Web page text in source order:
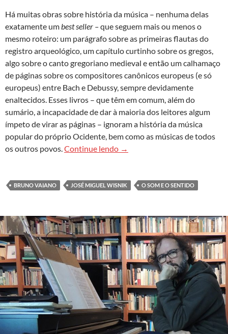
Há muitas obras sobre história da música – nenhuma delas
exatamente umbest seller –que seguem mais ou menos o
mesmo roteiro: um parágrafo sobre as primeiras flautas do
registro arqueológico, um capítulo curtinho sobre os gregos,
algo sobre o canto gregoriano medieval e então um calhamaço
de páginas sobre os compositores canônicos europeus (e só
europeus) entre Bach e Debussy, sempre devidamente
enaltecidos. Esses livros – que têm em comum, além do
sumário, a incapacidade de dar à maioria dos leitores algum
ímpeto de virar as páginas – ignoram a história da música
popular do próprio Ocidente, bem como as músicas de todos
os outros povos.Continue lendo O som e o sentido, de José
→
BRUNO VAIANO JOSÉ MIGUEL WISNIK O SOM E O SENTIDO